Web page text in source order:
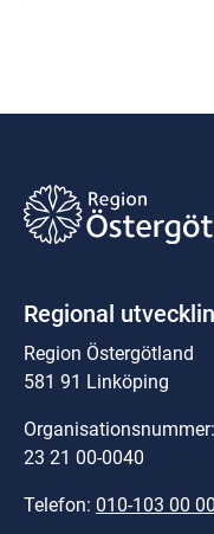
Regional
Region Östergötland
581 91 Linköping
Organisationsnummer:
23 21 00-0040
Telefon: 010-103 00 00